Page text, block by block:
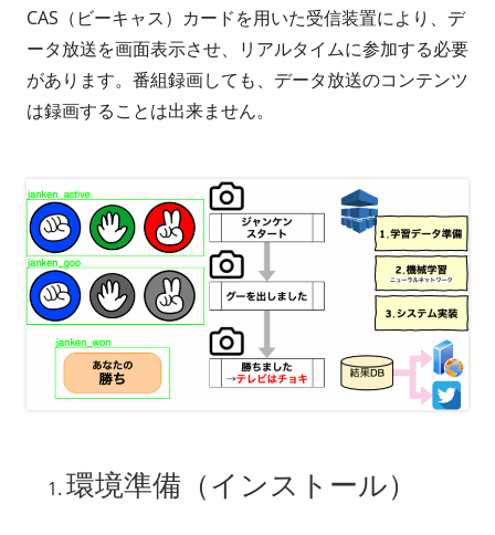
CAS（ビーキャス）カードを用いた受信装置により、デ
ータ放送を画面表示させ、リアルタイムに参加する必要
があります。番組録画しても、データ放送のコンテンツ
は録画することは出来ません。
環境準備（インストール）